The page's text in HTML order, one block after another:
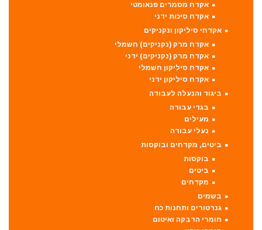
אקדח מסמרים פנאומטי
אקדח סיכות ידני
אקדחי סיליקון ונקניקים
אקדח מרק (נקניקים) חשמלי
אקדח מרק (נקניקים) ידני
אקדח סיליקון חשמלי
אקדח סיליקון ידני
ביגוד והנעלה לעבודה
בגדי עבודה
מעילים
נעלי עבודה
ביטים, מקדחים ובוקסות
בוקסות
ביטים
מקדחים
בשמים
גנרטורים ותחנות כח
חומרי הדבקה ואיטום